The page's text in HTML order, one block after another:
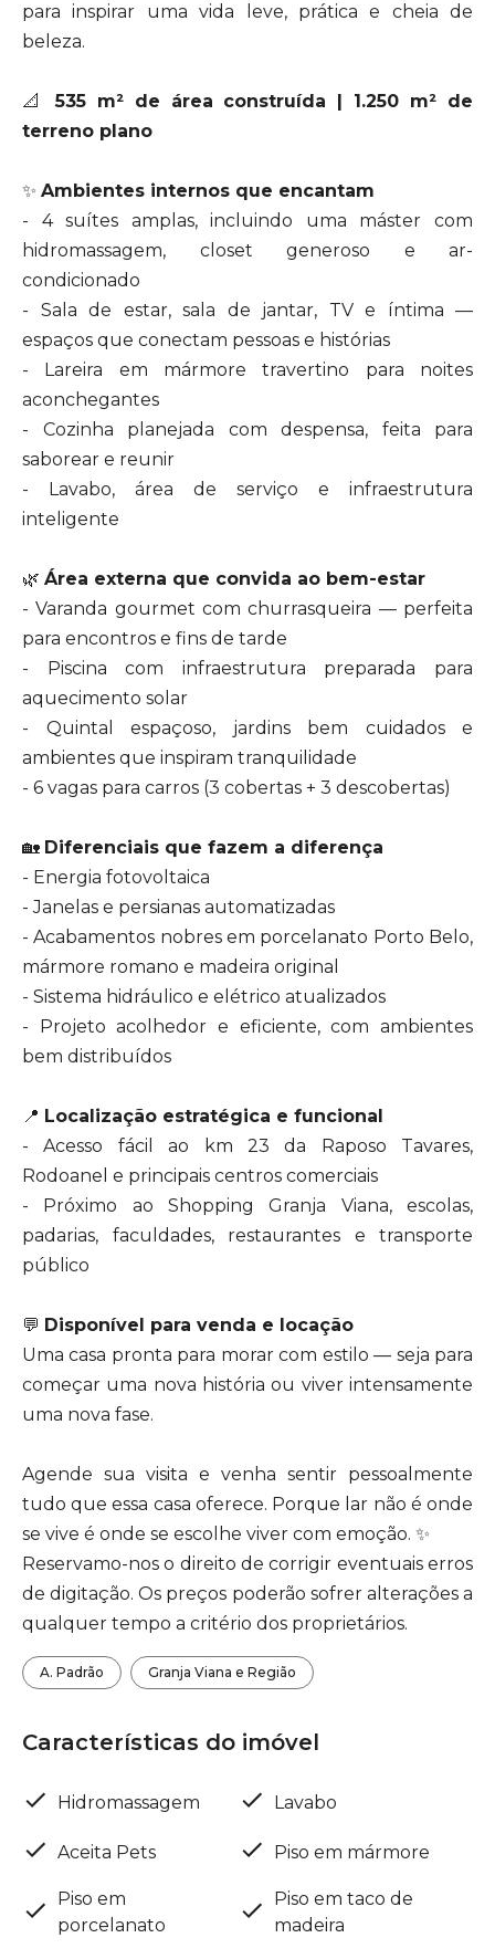
para inspirar uma vida leve, prática e cheia de
beleza.
📐535 m² de área construída | 1.250 m² de
terreno plano
✨ Ambientes internos que encantam
- 4 suítes amplas, incluindo uma máster com
hidromassagem, closet generoso e ar-
condicionado
- Sala de estar, sala de jantar, TV e íntima —
espaços que conectam pessoas e histórias
- Lareira em mármore travertino para noites
aconchegantes
- Cozinha planejada com despensa, feita para
saborear e reunir
- Lavabo, área de serviço e infraestrutura
inteligente
🌿 Área externa que convida ao bem-estar
- Varanda gourmet com churrasqueira — perfeita
para encontros e fins de tarde
- Piscina com infraestrutura preparada para
aquecimento solar
- Quintal espaçoso, jardins bem cuidados e
ambientes que inspiram tranquilidade
- 6 vagas para carros (3 cobertas + 3 descobertas)
🏡 Diferenciais que fazem a diferença
- Energia fotovoltaica
- Janelas e persianas automatizadas
- Acabamentos nobres em porcelanato Porto Belo,
mármore romano e madeira original
- Sistema hidráulico e elétrico atualizados
- Projeto acolhedor e eficiente, com ambientes
bem distribuídos
📍 Localização estratégica e funcional
- Acesso fácil ao km 23 da Raposo Tavares,
Rodoanel e principais centros comerciais
- Próximo ao Shopping Granja Viana, escolas,
padarias, faculdades, restaurantes e transporte
público
💬 Disponível para venda e locação
Uma casa pronta para morar com estilo — seja para
começar uma nova história ou viver intensamente
uma nova fase.
Agende sua visita e venha sentir pessoalmente
tudo que essa casa oferece. Porque lar não é onde
se vive é onde se escolhe viver com emoção. ✨
Reservamo-nos o direito de corrigir eventuais erros
de digitação. Os preços poderão sofrer alterações a
qualquer tempo a critério dos proprietários.
A. Padrão Granja Viana e Região
Características do imóvel
Hidromassagem Lavabo
Aceita Pets Piso em mármore
Piso em
porcelanato
Piso em taco de
madeira